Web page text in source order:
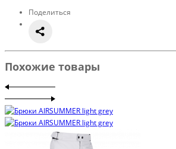
Поделиться
Похожие товары